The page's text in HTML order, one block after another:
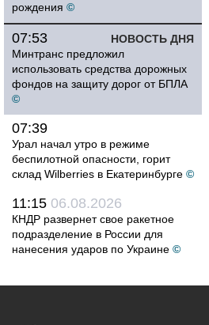
рождения ©
НОВОСТЬ ДНЯ
07:53
Минтранс предложил
использовать средства дорожных
фондов на защиту дорог от БПЛА
©
07:39
Урал начал утро в режиме
беспилотной опасности, горит
склад Wilberries в Екатеринбурге ©
11:15 06.08.2026
КНДР развернет свое ракетное
подразделение в России для
нанесения ударов по Украине ©